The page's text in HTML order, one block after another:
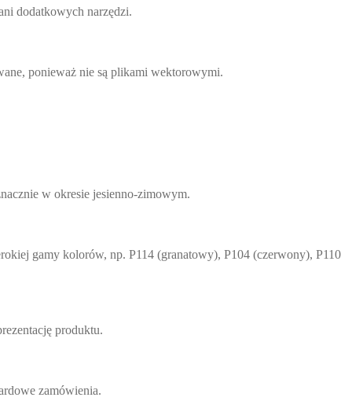
dodatkowych narzędzi.
ponieważ nie są plikami wektorowymi.
w okresie jesienno-zimowym.
gamy kolorów, np. P114 (granatowy), P104 (czerwony), P110
produktu.
zamówienia.